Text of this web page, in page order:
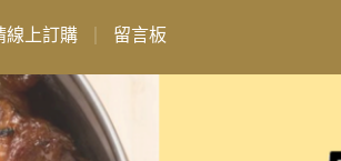
線上訂購 留言板